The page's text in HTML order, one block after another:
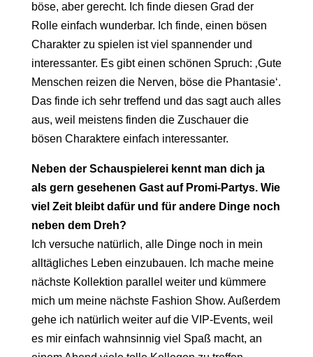
böse, aber gerecht. Ich finde diesen Grad der
Rolle einfach wunderbar. Ich finde, einen bösen
Charakter zu spielen ist viel spannender und
interessanter. Es gibt einen schönen Spruch: ‚Gute
Menschen reizen die Nerven, böse die Phantasie‘.
Das finde ich sehr treffend und das sagt auch alles
aus, weil meistens finden die Zuschauer die
bösen Charaktere einfach interessanter.
Neben der Schauspielerei kennt man dich ja
als gern gesehenen Gast auf Promi-Partys. Wie
viel Zeit bleibt dafür und für andere Dinge noch
neben dem Dreh?
Ich versuche natürlich, alle Dinge noch in mein
alltägliches Leben einzubauen. Ich mache meine
nächste Kollektion parallel weiter und kümmere
mich um meine nächste Fashion Show. Außerdem
gehe ich natürlich weiter auf die VIP-Events, weil
es mir einfach wahnsinnig viel Spaß macht, an